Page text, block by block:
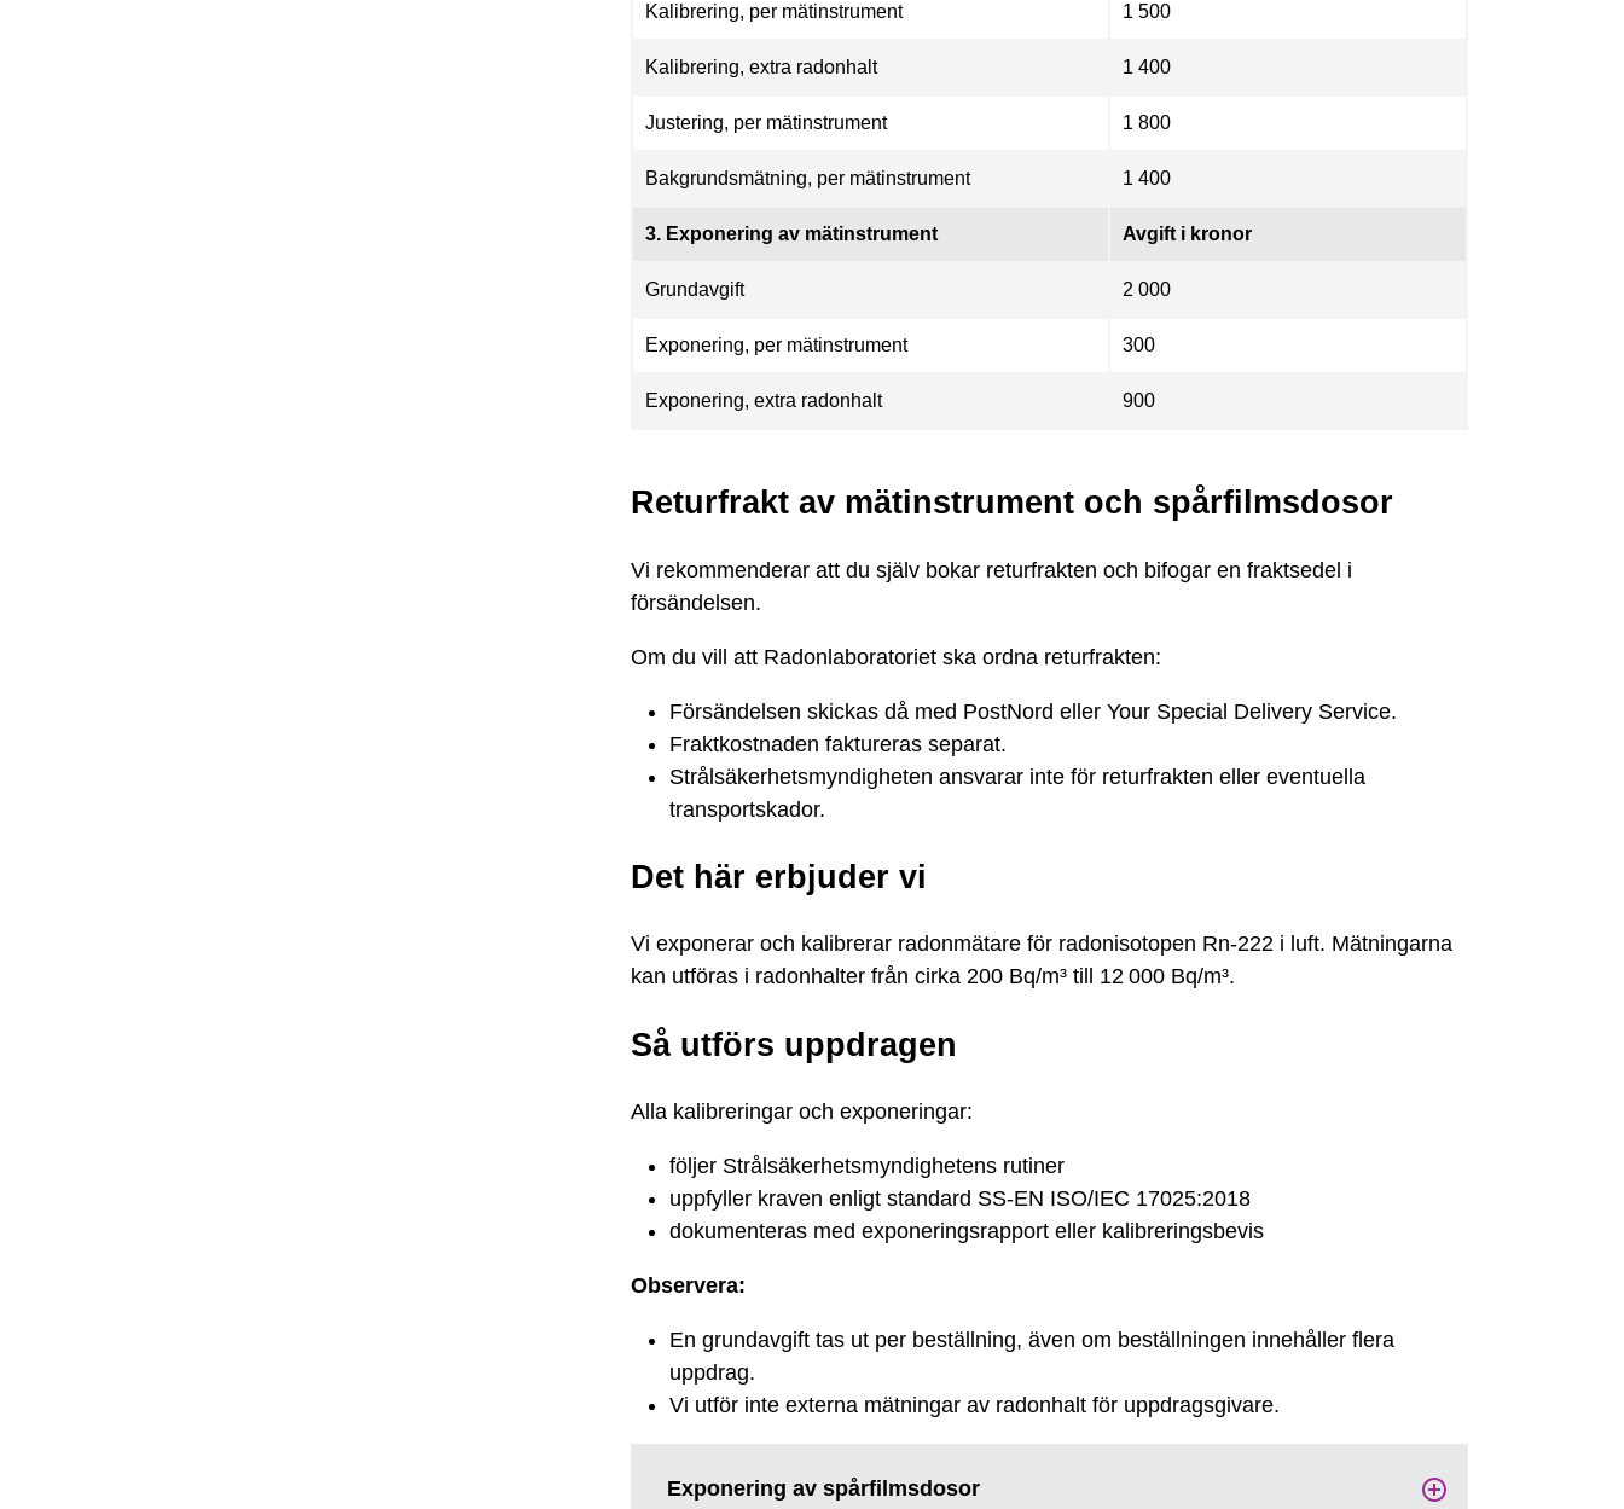
Kalibrering, per mätinstrument 1 500
Kalibrering, extra radonhalt 1 400
Justering, per mätinstrument 1 800
Bakgrundsmätning, per mätinstrument 1 400
3. Exponering av mätinstrument Avgift i kronor
Grundavgift 2 000
Exponering, per mätinstrument 300
Exponering, extra radonhalt 900
Returfrakt av mätinstrument och spårfilmsdosor
Vi rekommenderar att du själv bokar returfrakten och bifogar en fraktsedel i
försändelsen.
Om du vill att Radonlaboratoriet ska ordna returfrakten:
Försändelsen skickas då med PostNord eller Your Special Delivery Service.
Fraktkostnaden faktureras separat.
Strålsäkerhetsmyndigheten ansvarar inte för returfrakten eller eventuella
transportskador.
Det här erbjuder vi
Vi exponerar och kalibrerar radonmätare för radonisotopen Rn-222 i luft. Mätningarna
kan utföras i radonhalter från cirka 200 Bq/m³ till 12 000 Bq/m³.
Så utförs uppdragen
Alla kalibreringar och exponeringar:
följer Strålsäkerhetsmyndighetens rutiner
uppfyller kraven enligt standard SS-EN ISO/IEC 17025:2018
dokumenteras med exponeringsrapport eller kalibreringsbevis
Observera:
En grundavgift tas ut per beställning, även om beställningen innehåller flera
uppdrag.
Vi utför inte externa mätningar av radonhalt för uppdragsgivare.
Exponering av spårfilmsdosor